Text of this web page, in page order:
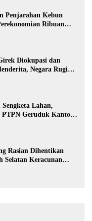
Penjarahan Kebun
Ribuan
Diokupasi dan
Negara Rugi
Lahan,
PTPN Geruduk Kantor
Rasian Dihentikan
Selatan Keracunan